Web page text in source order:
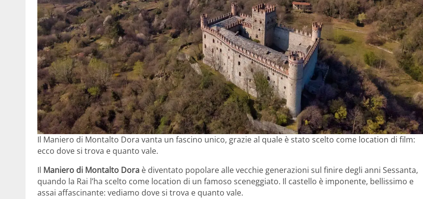
Il Maniero di Montalto Dora vanta un fascino unico, grazie al quale è stato scelto come location di film:
ecco dove si trova e quanto vale.
Il Maniero di Montalto Dora è diventato popolare alle vecchie generazioni sul finire degli anni Sessanta,
quando la Rai l’ha scelto come location di un famoso sceneggiato. Il castello è imponente, bellissimo e
assai affascinante: vediamo dove si trova e quanto vale.